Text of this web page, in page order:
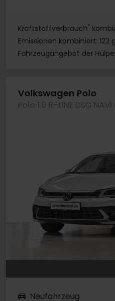
Kraftstoffverbrauch*
Emissionen kombiniert: 122
Fahrzeugangebot der
Volkswagen Polo
Neufahrzeug